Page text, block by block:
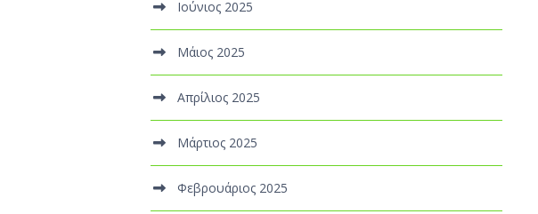
Ιούνιος 2025
Μάιος 2025
Απρίλιος 2025
Μάρτιος 2025
Φεβρουάριος 2025